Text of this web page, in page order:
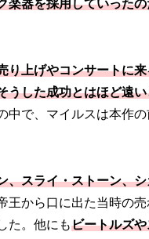
楽器を採用していった
り上げやコンサートに
うした成功とはほど遠
中で、マイルスは本作
、スライ・ストーン、
王から口に出た当時の
た。他にもビートルズ